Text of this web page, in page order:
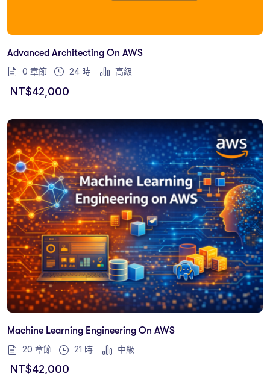
Advanced Architecting On AWS
0 章節 24 時 高級
NT$42,000
Machine Learning Engineering On AWS
20 章節 21 時 中級
NT$42,000